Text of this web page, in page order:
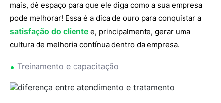
mais, dê espaço para que ele diga como a sua empresa
pode melhorar! Essa é a dica de ouro para conquistar a
satisfação do cliente e, principalmente, gerar uma
cultura de melhoria contínua dentro da empresa.
Treinamento e capacitação